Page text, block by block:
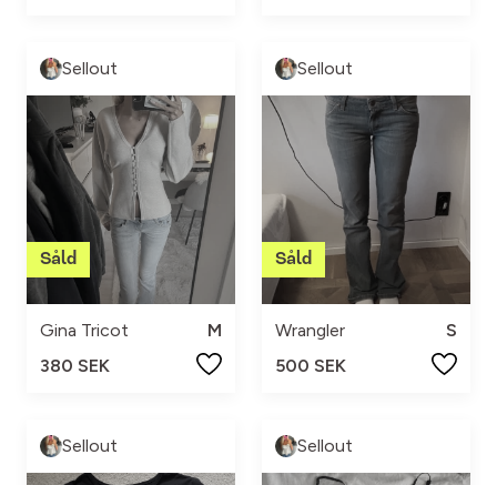
Sellout
Gina Tricot
M
380 SEK
Sellout
Wrangler
S
500 SEK
Sellout Sellout